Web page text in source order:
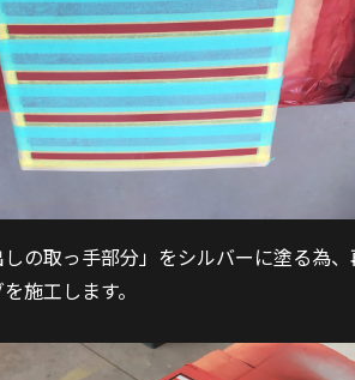
の取っ手部分」をシルバーに塗る為
施工します。